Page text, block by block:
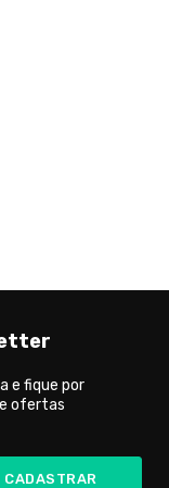
e fique por
ofertas
CADASTRAR